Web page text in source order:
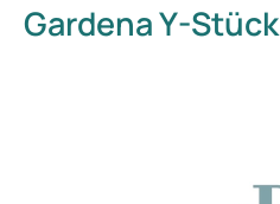
Gardena Y-Stück